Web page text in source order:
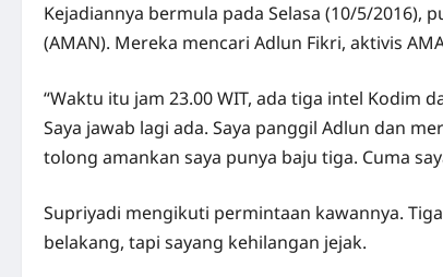
Kejadiannya bermula pada Selasa (10/5/2016),
(AMAN). Mereka mencari Adlun Fikri, aktivis
“Waktu itu jam 23.00 WIT, ada tiga intel Kodim
Saya jawab lagi ada. Saya panggil Adlun dan
tolong amankan saya punya baju tiga. Cuma
Supriyadi mengikuti permintaan kawannya.
belakang, tapi sayang kehilangan jejak.